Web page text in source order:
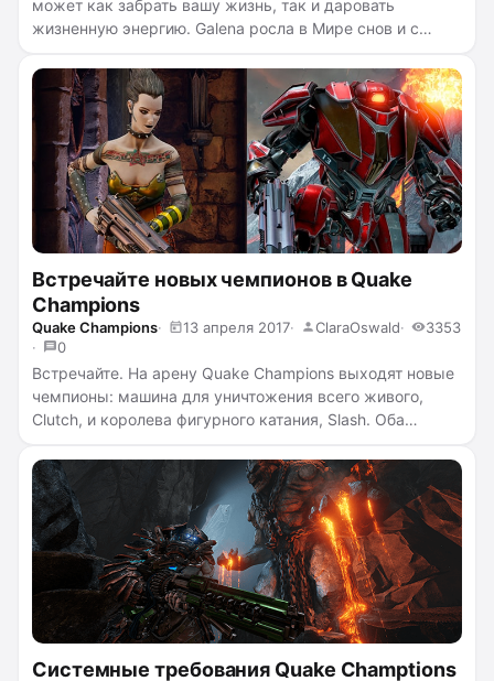
может как забрать вашу жизнь, так и даровать
жизненную энергию. Galena росла в Мире снов и с
с ними на арене. Не стоит ее недооценивать. На видео
выше вы сможете посмотреть как Нечестивый паладин
несёт божественное воздаяние. Этот персонаж
доступен в рамках закрытого бета-тестировании
Quake Champions...читать полностью →
Встречайте новых чемпионов в Quake
Champions
Quake Champions 13 апреля 2017 ClaraOswald
3353
0
Встречайте. На арену Quake Champions выходят новые
чемпионы: машина для уничтожения всего живого,
Clutch, и королева фигурного катания, Slash. Оба
козыри в рукавах. За Clutch и Slash можно будет
сыграть на закрытом тестировании Quake Champions,
которое началось 6 апреля и на которое вы по-
прежнему
можете записатьсяи получить приглашение.
А теперь разберёмся, что из себя представляют
чемпионы и какие у них способности...читать
полностью →
Системные требования Quake Champtions